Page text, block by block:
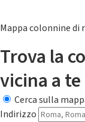
Mappa colonnine
Trova la
vicina a te
Cerca sulla
Indirizzo